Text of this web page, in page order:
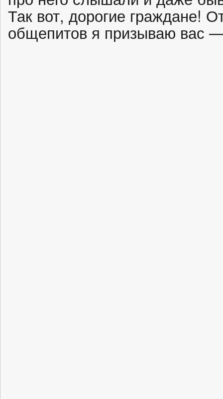
Так вот, дорогие граждане!
общепитов я призываю вас